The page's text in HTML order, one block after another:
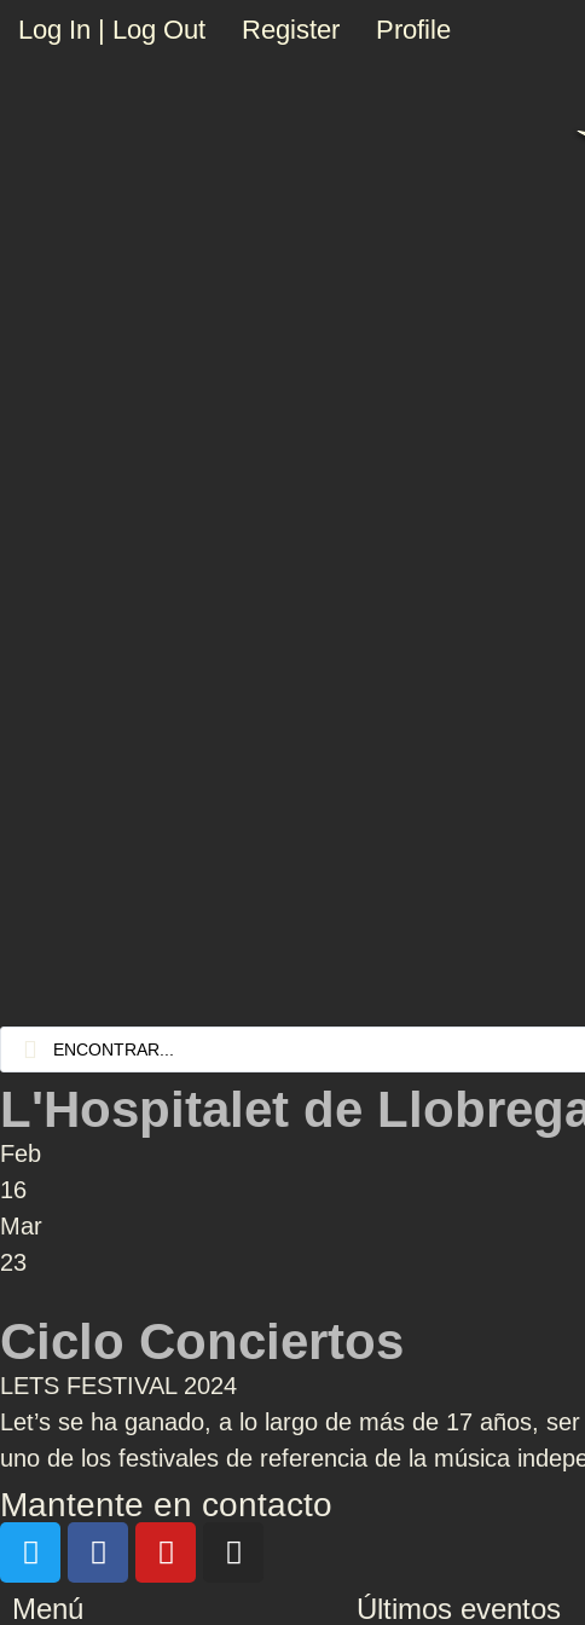
Log In | Log Out Register Profile
L'Hospitalet de
Feb
16
Mar
23
Ciclo Conciertos
LETS FESTIVAL 2024
Let’s se ha ganado, a lo largo de más de 17 años,
uno de los festivales de referencia de la música
Mantente en contacto
Menú Últimos eventos